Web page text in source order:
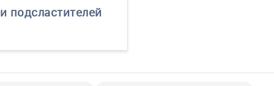
подсластителей